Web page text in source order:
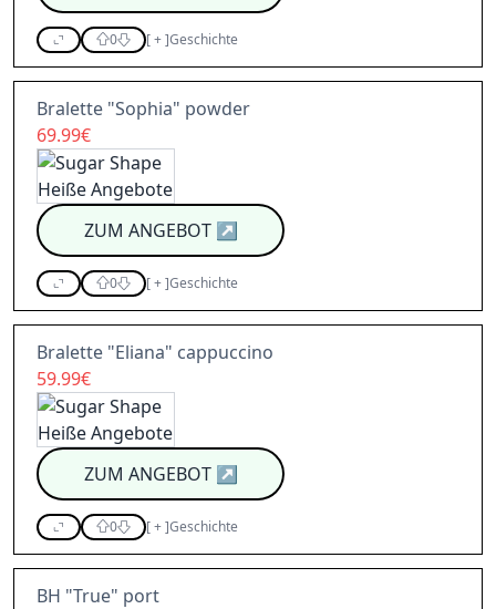
0 [+]Geschichte
Bralette "Sophia" powder
69.99€
ZUM ANGEBOT↗
0 [+]Geschichte
Bralette "Eliana" cappuccino
59.99€
ZUM ANGEBOT↗
0 [+]Geschichte
BH "True" port